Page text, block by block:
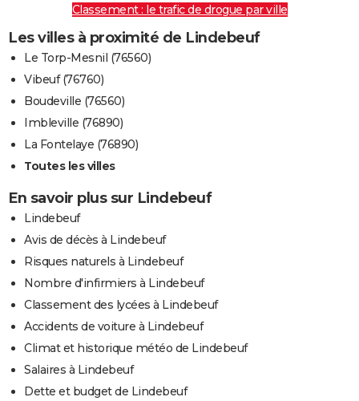
Classement : le trafic de drogue par ville
Les villes à proximité de Lindebeuf
Le Torp-Mesnil (76560)
Vibeuf (76760)
Boudeville (76560)
Imbleville (76890)
La Fontelaye (76890)
Toutes les villes
En savoir plus sur Lindebeuf
Lindebeuf
Avis de décès à Lindebeuf
Risques naturels à Lindebeuf
Nombre d'infirmiers à Lindebeuf
Classement des lycées à Lindebeuf
Accidents de voiture à Lindebeuf
Climat et historique météo de Lindebeuf
Salaires à Lindebeuf
Dette et budget de Lindebeuf